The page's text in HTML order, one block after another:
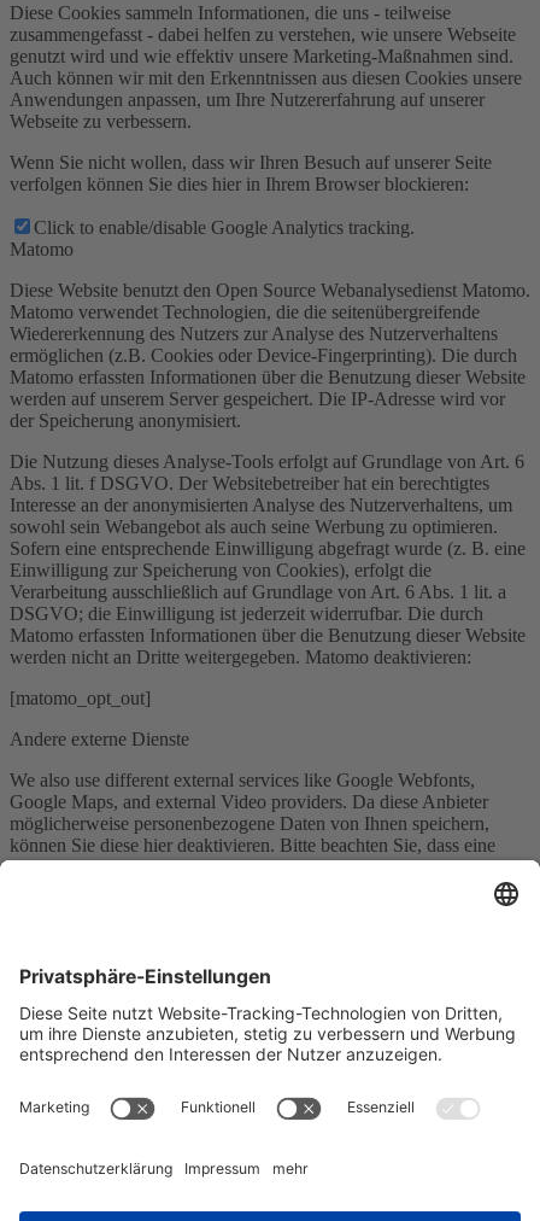
Diese Cookies sammeln Informationen, die uns - teilweise
zusammengefasst - dabei helfen zu verstehen, wie unsere Webseite
genutzt wird und wie effektiv unsere Marketing-Maßnahmen sind.
Auch können wir mit den Erkenntnissen aus diesen Cookies unsere
Anwendungen anpassen, um Ihre Nutzererfahrung auf unserer
Webseite zu verbessern.
Wenn Sie nicht wollen, dass wir Ihren Besuch auf unserer Seite
verfolgen können Sie dies hier in Ihrem Browser blockieren:
Click to enable/disable Google Analytics tracking.
Matomo
Diese Website benutzt den Open Source Webanalysedienst Matomo.
Matomo verwendet Technologien, die die seitenübergreifende
Wiedererkennung des Nutzers zur Analyse des Nutzerverhaltens
ermöglichen (z.B. Cookies oder Device-Fingerprinting). Die durch
Matomo erfassten Informationen über die Benutzung dieser Website
werden auf unserem Server gespeichert. Die IP-Adresse wird vor
der Speicherung anonymisiert.
Die Nutzung dieses Analyse-Tools erfolgt auf Grundlage von Art. 6
Abs. 1 lit. f DSGVO. Der Websitebetreiber hat ein berechtigtes
Interesse an der anonymisierten Analyse des Nutzerverhaltens, um
sowohl sein Webangebot als auch seine Werbung zu optimieren.
Sofern eine entsprechende Einwilligung abgefragt wurde (z. B. eine
Einwilligung zur Speicherung von Cookies), erfolgt die
Verarbeitung ausschließlich auf Grundlage von Art. 6 Abs. 1 lit. a
DSGVO; die Einwilligung ist jederzeit widerrufbar. Die durch
Matomo erfassten Informationen über die Benutzung dieser Website
werden nicht an Dritte weitergegeben. Matomo deaktivieren:
[matomo_opt_out]
Andere externe Dienste
We also use different external services like Google Webfonts,
Google Maps, and external Video providers. Da diese Anbieter
möglicherweise personenbezogene Daten von Ihnen speichern,
können Sie diese hier deaktivieren. Bitte beachten Sie, dass eine
Deaktivierung dieser Cookies die Funktionalität und das Aussehen
unserer Webseite erheblich beeinträchtigen kann. Die Änderungen
Click to enable/disable Google Webfonts.
Google Maps Einstellungen:
Google reCaptcha Einstellungen:
Click to enable/disable Google reCaptcha.